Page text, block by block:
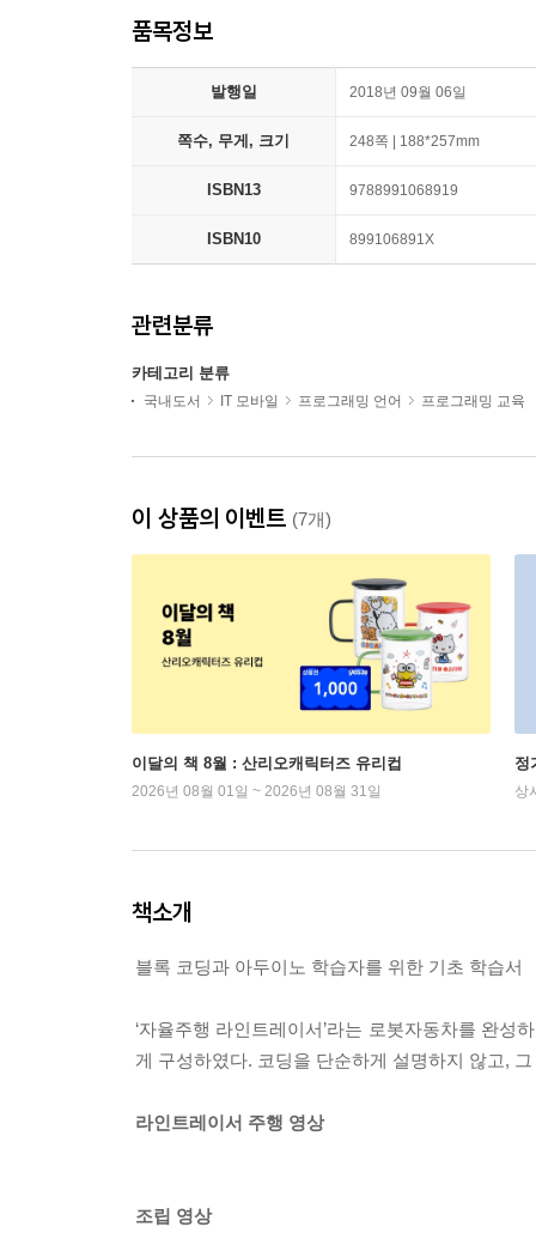
품목정보
발행일 2018년 09월 06일
쪽수, 무게, 크기 248쪽 | 188*257mm
ISBN13 9788991068919
ISBN10 899106891X
관련분류
카테고리 분류
국내도서 IT 모바일 프로그래밍 언어 프로그래밍 교육
이 상품의 이벤트 (7개)
이달의 책 8월 : 산리오캐릭터즈 유리컵
2026년 08월 01일 ~ 2026년 08월 31일
정
상
책소개
블록 코딩과 아두이노 학습자를 위한 기초 학습서
‘자율주행 라인트레이서’라는 로봇자동차를 완
게 구성하였다. 코딩을 단순하게 설명하지 않고,
라인트레이서 주행 영상
조립 영상